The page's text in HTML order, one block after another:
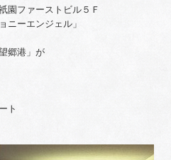
ァーストビル５Ｆ
ーエンジェル」
郷港」が
ト